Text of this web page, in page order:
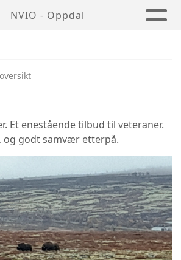
NVIO - Oppdal
Et enestående tilbud til veteraner.
og godt samvær etterpå.